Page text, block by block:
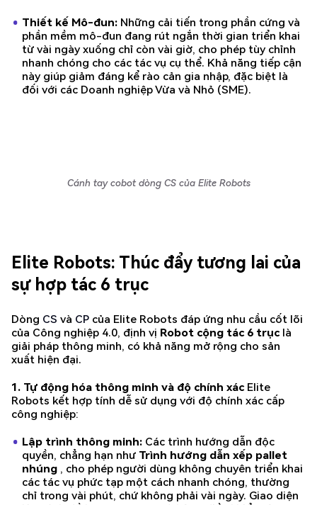
Thiết kế Mô-đun: Những cải tiến trong phần cứng và
phần mềm mô-đun đang rút ngắn thời gian triển khai
từ vài ngày xuống chỉ còn vài giờ, cho phép tùy chỉnh
nhanh chóng cho các tác vụ cụ thể. Khả năng tiếp cận
này giúp giảm đáng kể rào cản gia nhập, đặc biệt là
đối với các Doanh nghiệp Vừa và Nhỏ (SME).
Cánh tay cobot dòng CS của Elite Robots
Elite Robots: Thúc đẩy tương lai của
sự hợp tác 6 trục
Dòng CS và CPcủa Elite Robots đáp ứng nhu cầu cốt lõi
của Công nghiệp 4.0, định vị Robot cộng tác 6 trụclà
giải pháp thông minh, có khả năng mở rộng cho sản
xuất hiện đại.
1. Tự động hóa thông minh và độ chính xácElite
Robots kết hợp tính dễ sử dụng với độ chính xác cấp
công nghiệp:
Lập trình thông minh: Các trình hướng dẫn độc
quyền, chẳng hạn như Trình hướng dẫn xếp pallet
nhúng , cho phép người dùng không chuyên triển khai
các tác vụ phức tạp một cách nhanh chóng, thường
chỉ trong vài phút, chứ không phải vài ngày. Giao diện